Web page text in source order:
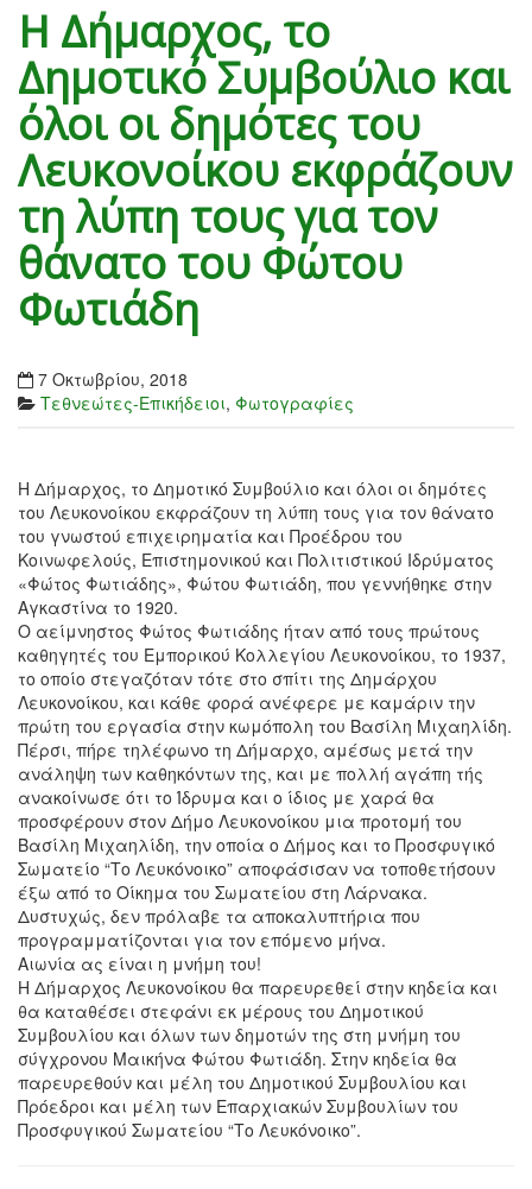
Η Δήμαρχος, το
Δημοτικό Συμβούλιο και
όλοι οι δημότες του
Λευκονοίκου εκφράζουν
τη λύπη τους για τον
θάνατο του Φώτου
Φωτιάδη
7 Οκτωβρίου, 2018
Τεθνεώτες-Επικήδειοι, Φωτογραφίες
Η Δήμαρχος, το Δημοτικό Συμβούλιο και όλοι οι δημότες
του Λευκονοίκου εκφράζουν τη λύπη τους για τον θάνατο
του γνωστού επιχειρηματία και Προέδρου του
Κοινωφελούς, Επιστημονικού και Πολιτιστικού Ιδρύματος
«Φώτος Φωτιάδης», Φώτου Φωτιάδη, που γεννήθηκε στην
Αγκαστίνα το 1920.
Ο αείμνηστος Φώτος Φωτιάδης ήταν από τους πρώτους
καθηγητές του Εμπορικού Κολλεγίου Λευκονοίκου, το 1937,
το οποίο στεγαζόταν τότε στο σπίτι της Δημάρχου
Λευκονοίκου, και κάθε φορά ανέφερε με καμάριν την
πρώτη του εργασία στην κωμόπολη του Βασίλη Μιχαηλίδη.
Πέρσι, πήρε τηλέφωνο τη Δήμαρχο, αμέσως μετά την
ανάληψη των καθηκόντων της, και με πολλή αγάπη τής
ανακοίνωσε ότι το Ίδρυμα και ο ίδιος με χαρά θα
προσφέρουν στον Δήμο Λευκονοίκου μια προτομή του
Βασίλη Μιχαηλίδη, την οποία ο Δήμος και το Προσφυγικό
Σωματείο “Το Λευκόνοικο” αποφάσισαν να τοποθετήσουν
έξω από το Οίκημα του Σωματείου στη Λάρνακα.
Δυστυχώς, δεν πρόλαβε τα αποκαλυπτήρια που
προγραμματίζονται για τον επόμενο μήνα.
Αιωνία ας είναι η μνήμη του!
Η Δήμαρχος Λευκονοίκου θα παρευρεθεί στην κηδεία και
θα καταθέσει στεφάνι εκ μέρους του Δημοτικού
Συμβουλίου και όλων των δημοτών της στη μνήμη του
σύγχρονου Μαικήνα Φώτου Φωτιάδη. Στην κηδεία θα
παρευρεθούν και μέλη του Δημοτικού Συμβουλίου και
Πρόεδροι και μέλη των Επαρχιακών Συμβουλίων του
Προσφυγικού Σωματείου “Το Λευκόνοικο”.